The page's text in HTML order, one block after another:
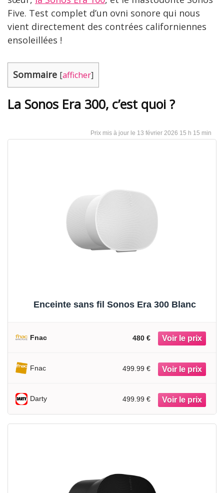
Five. Test complet d’un ovni sonore qui nous
vient directement des contrées californiennes
ensoleillées !
Sommaire [afficher]
La Sonos Era 300, c’est quoi ?
13 février 2026 15 h 15 min
Enceinte sans fil Sonos Era 300 Blanc
Fnac 480 €
Fnac 499.99 €
Darty 499.99 €